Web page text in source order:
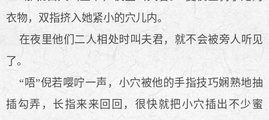
衣物，双指挤入她紧小的穴儿内。
在夜里他们二人相处时叫夫君，就不会被旁人听见
了。
“唔”倪若嘤咛一声，小穴被他的手指技巧娴熟地抽
插勾弄，长指来来回回，很快就把小穴插出不少蜜